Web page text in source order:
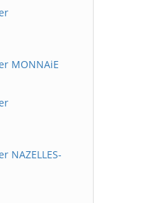
MONNAiE
NAZELLES-